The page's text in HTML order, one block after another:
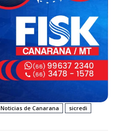
Noticias de Canarana sicredi